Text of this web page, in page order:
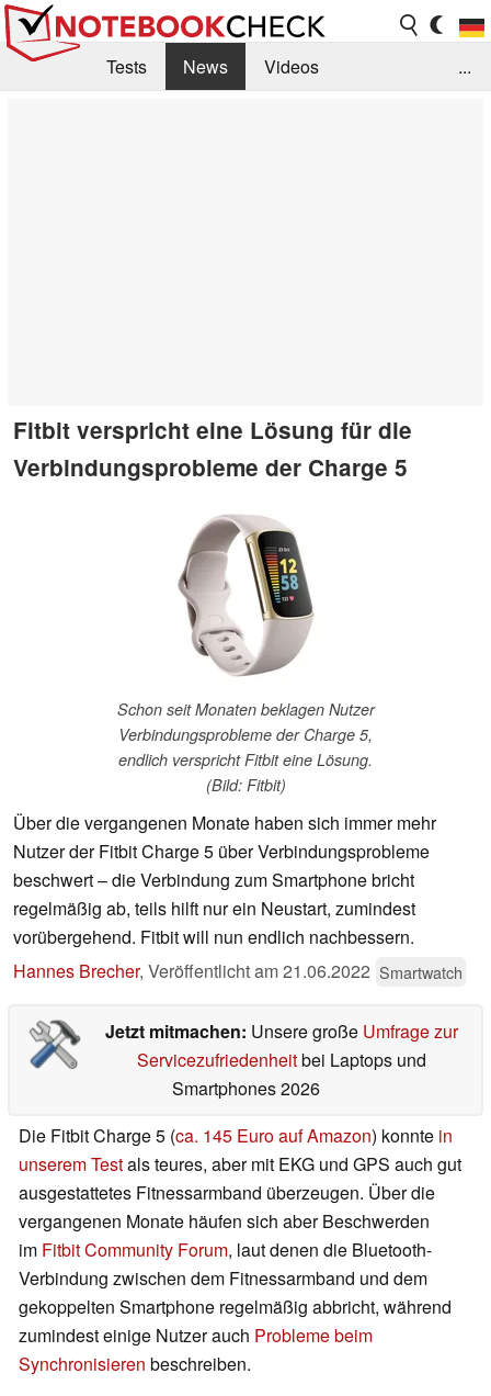
Tests News
Videos
...
Fitbit verspricht eine Lösung für die
Verbindungsprobleme der Charge 5
Schon seit Monaten beklagen Nutzer
Verbindungsprobleme der Charge 5,
endlich verspricht Fitbit eine Lösung.
(Bild: Fitbit)
Über die vergangenen Monate haben sich immer mehr
Nutzer der Fitbit Charge 5 über Verbindungsprobleme
beschwert – die Verbindung zum Smartphone bricht
regelmäßig ab, teils hilft nur ein Neustart, zumindest
vorübergehend. Fitbit will nun endlich nachbessern.
Hannes Brecher, Veröffentlicht am21.06.2022 Smartwatch
Jetzt mitmachen: Unsere große Umfrage zur
Servicezufriedenheitbei Laptops und
Smartphones 2026
Die Fitbit Charge 5 (ca. 145 Euro auf Amazon) konnte in
unserem Testals teures, aber mit EKG und GPS auch gut
ausgestattetes Fitnessarmband überzeugen. Über die
vergangenen Monate häufen sich aber Beschwerden
im Fitbit Community Forum, laut denen die Bluetooth-
Verbindung zwischen dem Fitnessarmband und dem
gekoppelten Smartphone regelmäßig abbricht, während
zumindest einige Nutzer auch Probleme beim
Synchronisieren beschreiben.